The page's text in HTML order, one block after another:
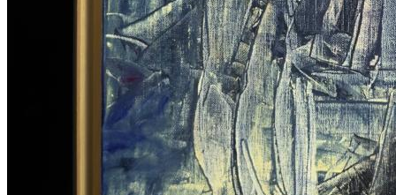
SAM FRANCIS ESERLERİ,
SELMA GÜRBÜZ ESERLERİ,
ZEKAİ ORMANCI ESERLERİ,
ARZU AKGÜN ESERLERİ,
GÜLTEN İMAMOĞLU ESERLERİ,
BEDRİ RAHMİ EYÜBOĞLU ESERLERİ,
DEVRİM ERBİL ESERLERİ,
SELİM ALTAN ESERLERİ,
EREN EYÜBOĞLU ESERLERİ,
NURİ BATTAL ESERLERİ,
YUSUF AYGEÇ ESERLERİ,
SEVİNÇ ALTAN ESERLERİ